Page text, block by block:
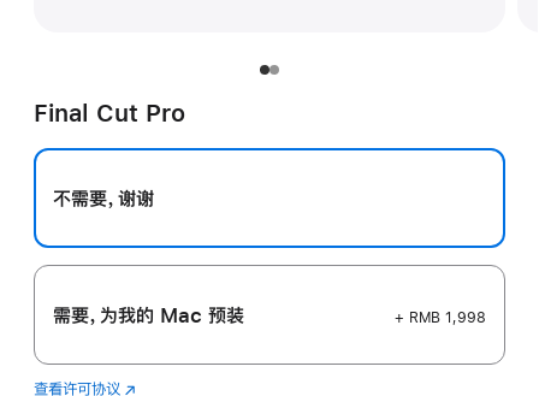
Final Cut Pro
不需要，谢谢
需要，为我的 Mac 预装 + RMB 1,998
查看许可协议 Final
(在